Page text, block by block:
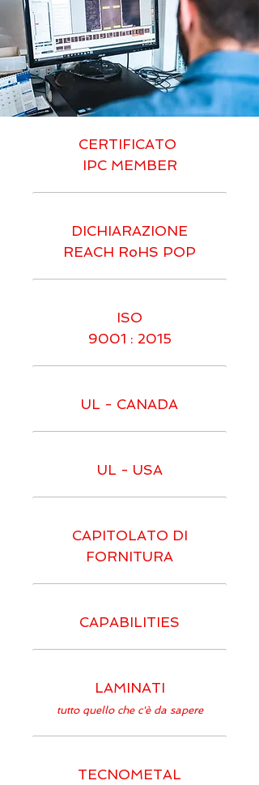
CERTIFICATO
IPC MEMBER
DICHIARAZIONE
REACH RoHS POP
ISO
9001 : 2015
UL - CANADA
UL - USA
CAPITOLATO DI
FORNITURA
CAPABILITIES
LAMINATI
tutto quello che c'è da sapere
TECNOMETAL